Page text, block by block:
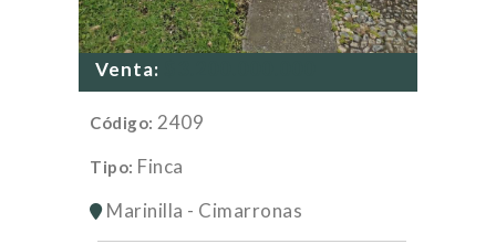
Venta:
Código: 2409
Tipo: Finca
Marinilla - Cimarronas